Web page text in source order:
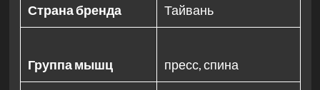
Страна бренда Тайвань
Группа мышц пресс, спина